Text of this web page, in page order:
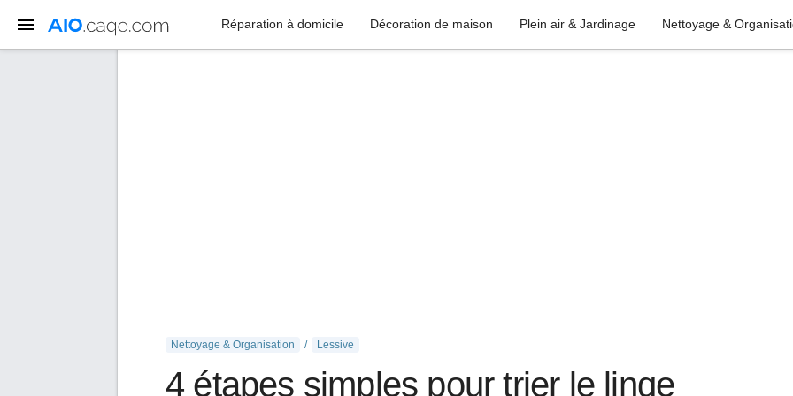
Réparation à domicile Décoration de maison Plein air & Jardinage Nettoyage &
Nettoyage & Organisation Lessive
4 étapes simples pour trier le linge